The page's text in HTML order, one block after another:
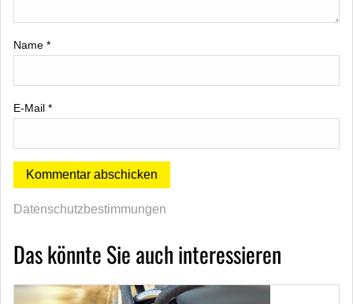
Name *
E-Mail *
Datenschutzbestimmungen
Das könnte Sie auch interessieren